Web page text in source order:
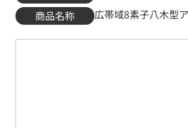
商品名称
広帯域8素子八木型